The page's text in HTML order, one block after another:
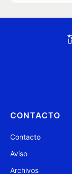
CONTACTO
Contacto
Aviso
Archivos